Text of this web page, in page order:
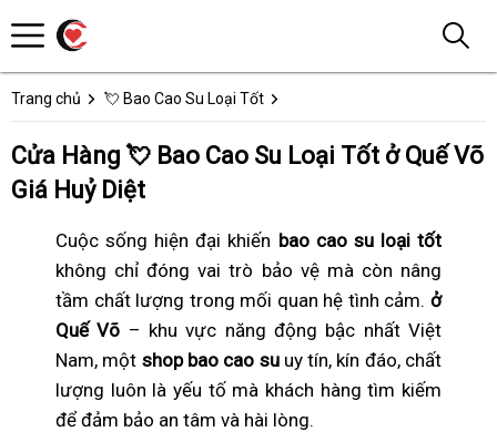
Trang chủ 💘 Bao Cao Su Loại Tốt
Cửa Hàng 💘 Bao Cao Su Loại Tốt ở Quế Võ
Giá Huỷ Diệt
Cuộc sống hiện đại khiến bao cao su loại tốt
không chỉ đóng vai trò bảo vệ mà còn nâng
tầm chất lượng trong mối quan hệ tình cảm. ở
Quế Võ – khu vực năng động bậc nhất Việt
Nam, một shop bao cao suuy tín, kín đáo, chất
lượng luôn là yếu tố mà khách hàng tìm kiếm
để đảm bảo an tâm và hài lòng.